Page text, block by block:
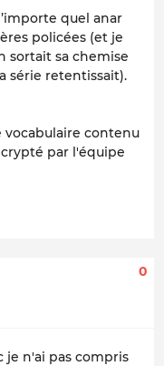
quel anar
policées (et je
sortait sa chemise
série retentissait).
vocabulaire contenu
par l'équipe
0
je n'ai pas compris